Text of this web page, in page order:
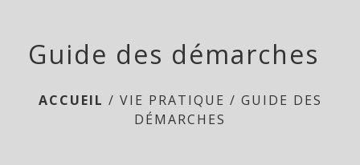
Guide des démarches
ACCUEIL / VIE PRATIQUE / GUIDE DES
DÉMARCHES